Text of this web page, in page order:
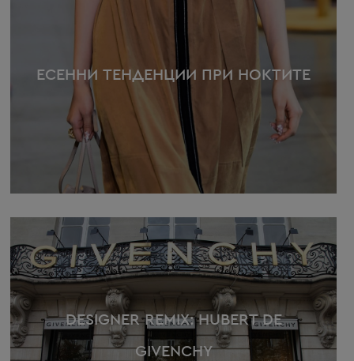
ЕСЕННИ ТЕНДЕНЦИИ ПРИ НОКТИТЕ
DESIGNER REMIX: HUBERT DE
GIVENCHY